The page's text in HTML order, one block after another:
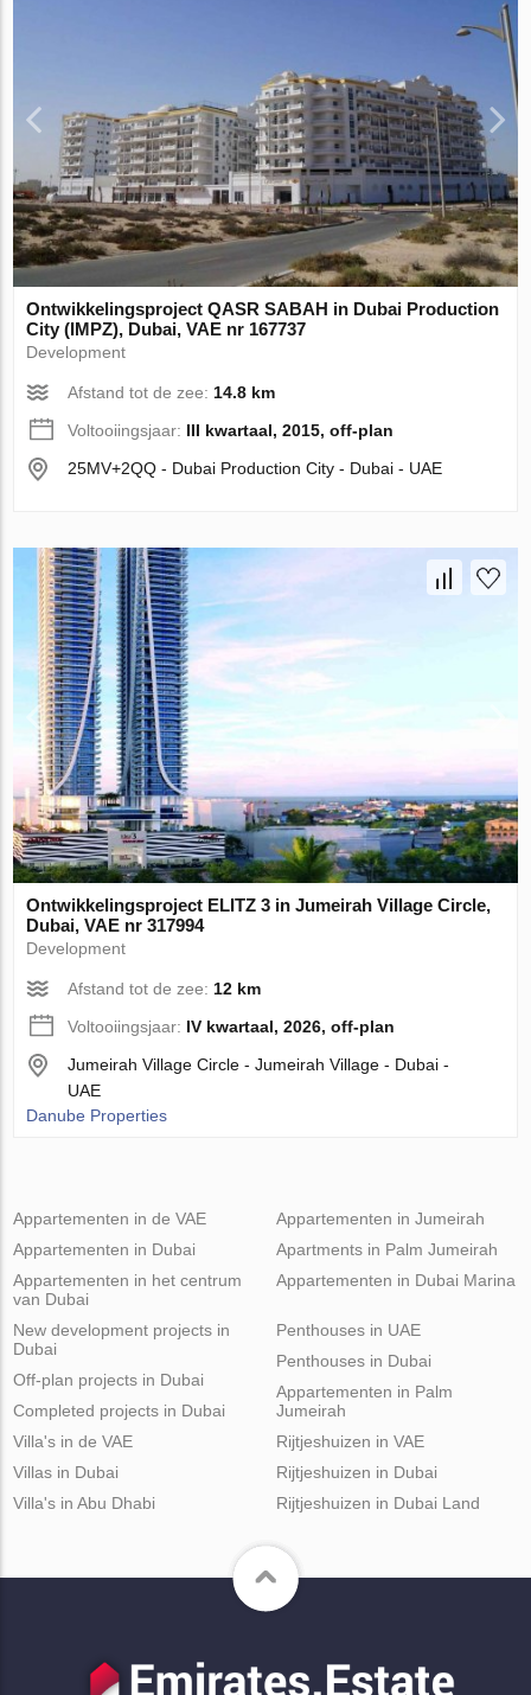
Ontwikkelingsproject QASR SABAH in Dubai Production
City (IMPZ), Dubai, VAE nr 167737
Development
Afstand tot de zee: 14.8 km
Voltooiingsjaar: III kwartaal, 2015, off-plan
25MV+2QQ - Dubai Production City - Dubai - UAE
Ontwikkelingsproject ELITZ 3 in Jumeirah Village Circle,
Dubai, VAE nr 317994
Development
Afstand tot de zee:12 km
Voltooiingsjaar: IV kwartaal, 2026, off-plan
Jumeirah Village Circle - Jumeirah Village - Dubai -
UAE
Danube Properties
Appartementen in de VAE
Appartementen in Dubai
Appartementen in het centrum
van Dubai
Appartementen in Jumeirah
Apartments in Palm Jumeirah
Appartementen in Dubai Marina
New development projects in
Dubai
Off-plan projects in Dubai
Completed projects in Dubai
Penthouses in UAE
Penthouses in Dubai
Appartementen in Palm
Jumeirah
Villa's in de VAE
Villas in Dubai
Villa's in Abu Dhabi
Rijtjeshuizen in VAE
Rijtjeshuizen in Dubai
Rijtjeshuizen in Dubai Land